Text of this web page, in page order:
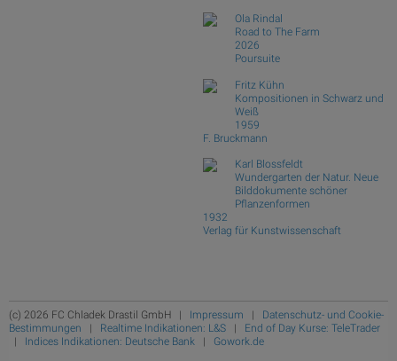
Ola Rindal
Road to The Farm
2026
Poursuite
Fritz Kühn
Kompositionen in Schwarz und
Weiß
1959
F. Bruckmann
Karl Blossfeldt
Wundergarten der Natur. Neue
Bilddokumente schöner
Pflanzenformen
1932
Verlag für Kunstwissenschaft
(c) 2026 FC Chladek Drastil GmbH | Impressum | Datenschutz- und Cookie-
Bestimmungen | Realtime Indikationen: L&S | End of Day Kurse: TeleTrader
| Indices Indikationen: Deutsche Bank | Gowork.de